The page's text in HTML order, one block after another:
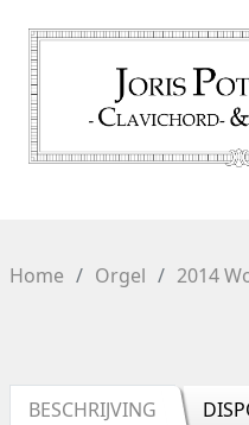
Home Orgel 2014
BESCHRIJVING